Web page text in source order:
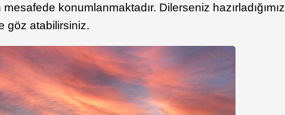
konumlanmaktadır. Dilerseniz hazırladığımız
göz atabilirsiniz.